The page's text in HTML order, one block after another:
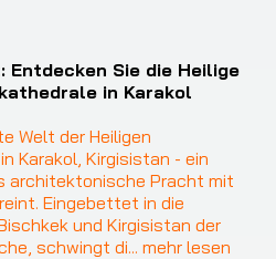
Sie die Heilige
in Karakol
Welt der Heiligen
Karakol, Kirgisistan - ein
architektonische Pracht mit
Eingebettet in die
und Kirgisistan der
schwingt di... mehr lesen